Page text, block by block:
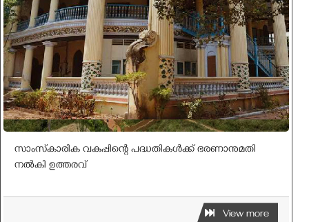
സാംസ്‌കാരിക വകുപ്പിന്റെ പദ്ധതികൾക്ക് ഭരണാനുമതി
നൽകി ഉത്തരവ്
View more